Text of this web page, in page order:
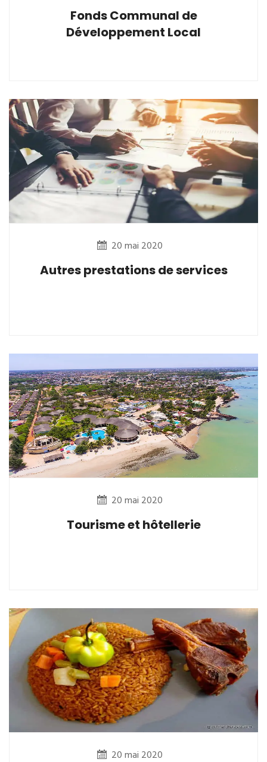
Fonds Communal de
Développement Local
20 mai 2020
Autres prestations de services
20 mai 2020
Tourisme et hôtellerie
20 mai 2020